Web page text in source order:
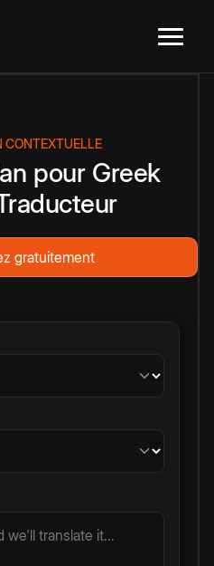
CONTEXTUELLE
pour Greek
gratuitement